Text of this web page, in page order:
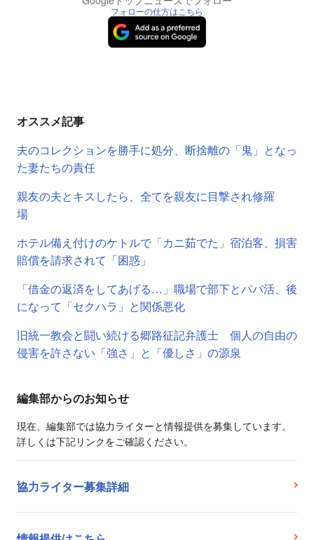
フォローの仕方はこちら
オススメ記事
夫のコレクションを勝手に処分、断捨離の「鬼」となっ
た妻たちの責任
親友の夫とキスしたら、全てを親友に目撃され修羅
場
ホテル備え付けのケトルで「カニ茹でた」宿泊客、損害
賠償を請求されて「困惑」
「借金の返済をしてあげる…」職場で部下とパパ活、後
になって「セクハラ」と関係悪化
旧統一教会と闘い続ける郷路征記弁護士 個人の自由の
侵害を許さない「強さ」と「優しさ」の源泉
編集部からのお知らせ
現在、編集部では協力ライターと情報提供を募集しています。
詳しくは下記リンクをご確認ください。
協力ライター募集詳細